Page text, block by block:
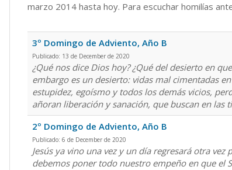
marzo 2014 hasta hoy. Para escuchar homilías
3º Domingo de Adviento, Año B
Publicado: 13 de December de 2020
¿Qué nos dice Dios hoy? ¿Qué del desierto en
embargo es un desierto: vidas mal cimentadas
estupidez, egoísmo y todos los demás vicios,
añoran liberación y sanación, que buscan en las
2º Domingo de Adviento, Año B
Publicado: 6 de December de 2020
Jesús ya vino una vez y un día regresará otra
debemos poner todo nuestro empeño en que el